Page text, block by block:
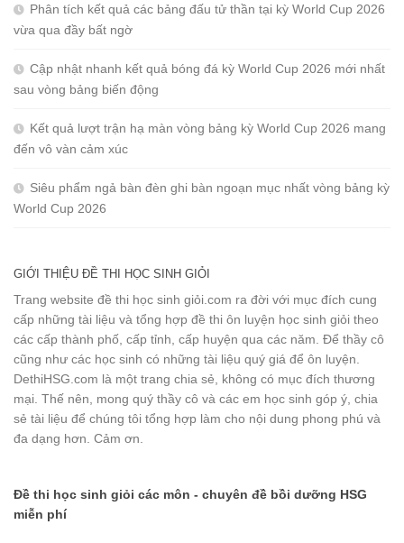
Phân tích kết quả các bảng đấu tử thần tại kỳ World Cup 2026
vừa qua đầy bất ngờ
Cập nhật nhanh kết quả bóng đá kỳ World Cup 2026 mới nhất
sau vòng bảng biến động
Kết quả lượt trận hạ màn vòng bảng kỳ World Cup 2026 mang
đến vô vàn cảm xúc
Siêu phẩm ngả bàn đèn ghi bàn ngoạn mục nhất vòng bảng kỳ
World Cup 2026
GIỚI THIỆU ĐỀ THI HỌC SINH GIỎI
Trang website đề thi học sinh giỏi.com ra đời với mục đích cung
cấp những tài liệu và tổng hợp đề thi ôn luyện học sinh giỏi theo
các cấp thành phố, cấp tỉnh, cấp huyện qua các năm. Để thầy cô
cũng như các học sinh có những tài liệu quý giá để ôn luyện.
DethiHSG.com là một trang chia sẻ, không có mục đích thương
mại. Thế nên, mong quý thầy cô và các em học sinh góp ý, chia
sẻ tài liệu để chúng tôi tổng hợp làm cho nội dung phong phú và
đa dạng hơn. Cảm ơn.
Đề thi học sinh giỏi các môn - chuyên đề bồi dưỡng HSG
miễn phí